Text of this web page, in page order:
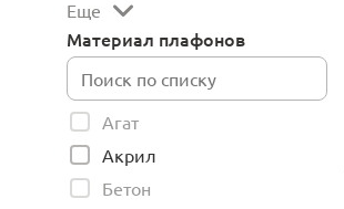
Еще
Материал плафонов
Агат
Акрил
Бетон